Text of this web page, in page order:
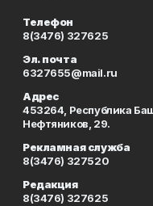
Телефон
8(3476) 327625
Эл. почта
6327655@mail.ru
Адрес
453264, Республика
Нефтяников, 29.
Рекламная служба
8(3476) 327520
Редакция
8(3476) 327625